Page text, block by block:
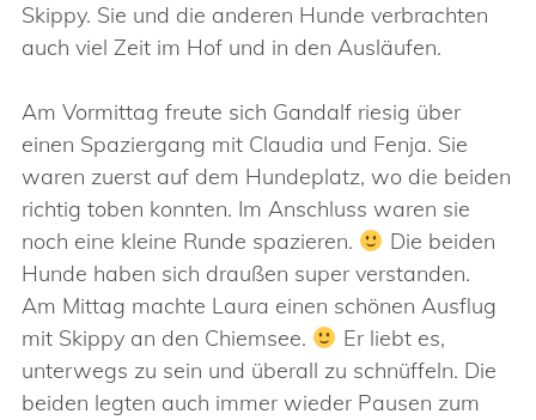
Skippy. Sie und die anderen Hunde verbrachten
auch viel Zeit im Hof und in den Ausläufen.
Am Vormittag freute sich Gandalf riesig über
einen Spaziergang mit Claudia und Fenja. Sie
waren zuerst auf dem Hundeplatz, wo die beiden
richtig toben konnten. Im Anschluss waren sie
noch eine kleine Runde spazieren.
Die beiden
Hunde haben sich draußen super verstanden.
Am Mittag machte Laura einen schönen Ausflug
mit Skippy an den Chiemsee.
Er liebt es,
unterwegs zu sein und überall zu schnüffeln. Die
beiden legten auch immer wieder Pausen zum